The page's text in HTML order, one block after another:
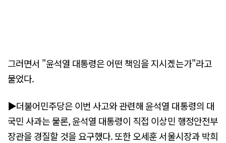
그러면서 "윤석열 대통령은 어떤 책임을 지시겠는가"라고
물었다.
▶더불어민주당은 이번 사고와 관련해 윤석열 대통령의 대
국민 사과는 물론, 윤석열 대통령이 직접 이상민 행정안전부
장관을 경질할 것을 요구했다. 또한 오세훈 서울시장과 박희